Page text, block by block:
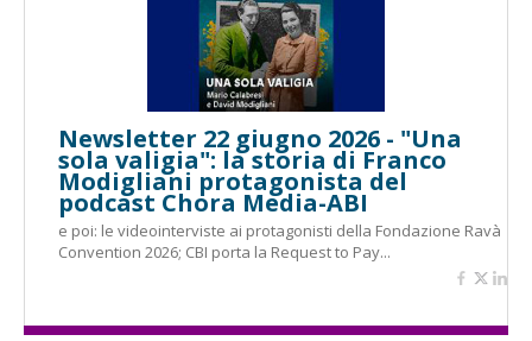
Newsletter 22 giugno 2026 - "Una
sola valigia": la storia di Franco
Modigliani protagonista del
podcast Chora Media-ABI
e poi: le videointerviste ai protagonisti della Fondazione Ravà
Convention 2026; CBI porta la Request to Pay...